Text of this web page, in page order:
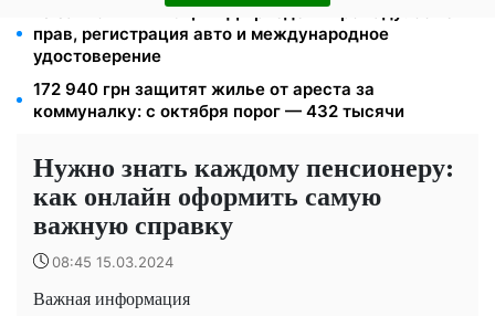
10 заявок — и МСЦ МВД приедет в громаду: обмен
прав, регистрация авто и международное
удостоверение
172 940 грн защитят жилье от ареста за
коммуналку: с октября порог — 432 тысячи
Нужно знать каждому пенсионеру:
как онлайн оформить самую
важную справку
08:45 15.03.2024
Важная информация